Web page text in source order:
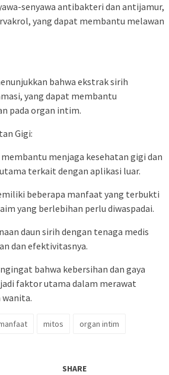
senyawa antibakteri dan antijamur,
yang dapat membantu melawan
bahwa ekstrak sirih
yang dapat membantu
pada organ intim.
Gigi:
menjaga kesehatan gigi dan
terkait dengan aplikasi luar.
beberapa manfaat yang terbukti
yang berlebihan perlu diwaspadai.
daun sirih dengan tenaga medis
dan efektivitasnya.
bahwa kebersihan dan gaya
faktor utama dalam merawat
mitos
organ intim
SHARE